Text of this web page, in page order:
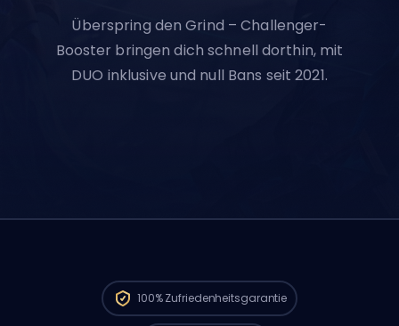
Überspring den Grind – Challenger-
Booster bringen dich schnell dorthin, mit
DUO inklusive und null Bans seit 2021.
100%Zufriedenheitsgarantie
verfügbar und können deine Bestellung
sofort starten. 🔥